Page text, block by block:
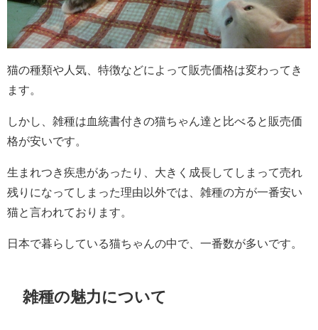
猫の種類や人気、特徴などによって販売価格は変わってき
ます。
しかし、雑種は血統書付きの猫ちゃん達と比べると販売価
格が安いです。
生まれつき疾患があったり、大きく成長してしまって売れ
残りになってしまった理由以外では、雑種の方が一番安い
猫と言われております。
日本で暮らしている猫ちゃんの中で、一番数が多いです。
雑種の魅力について